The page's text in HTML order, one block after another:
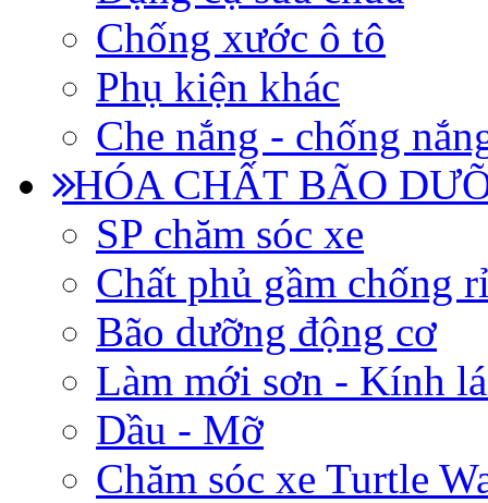
Chống xước ô tô
Phụ kiện khác
Che nắng - chống
HÓA CHẤT BÃO
SP chăm sóc xe
Chất phủ gầm chống
Bão dưỡng động cơ
Làm mới sơn - Kính
Dầu - Mỡ
Chăm sóc xe Turtle